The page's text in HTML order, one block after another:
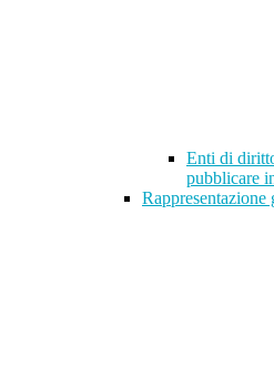
Enti di
pubblicare
Rappresentazione